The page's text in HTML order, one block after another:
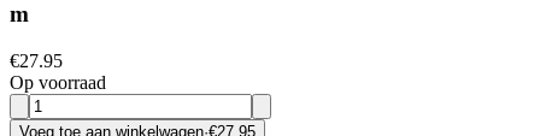
m
€27.95
Op voorraad
Voeg toe aan winkelwagen·€27.95